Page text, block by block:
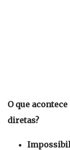
O que
diretas?